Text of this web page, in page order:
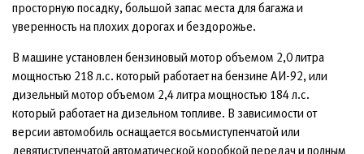
просторную посадку, большой запас места для багажа и
уверенность на плохих дорогах и бездорожье.
В машине установлен бензиновый мотор объемом 2,0 литра
мощностью 218 л.с. который работает на бензине АИ-92, или
дизельный мотор объемом 2,4 литра мощностью 184 л.с.
который работает на дизельном топливе. В зависимости от
версии автомобиль оснащается восьмиступенчатой или
девятиступенчатой автоматической коробкой передач и полным